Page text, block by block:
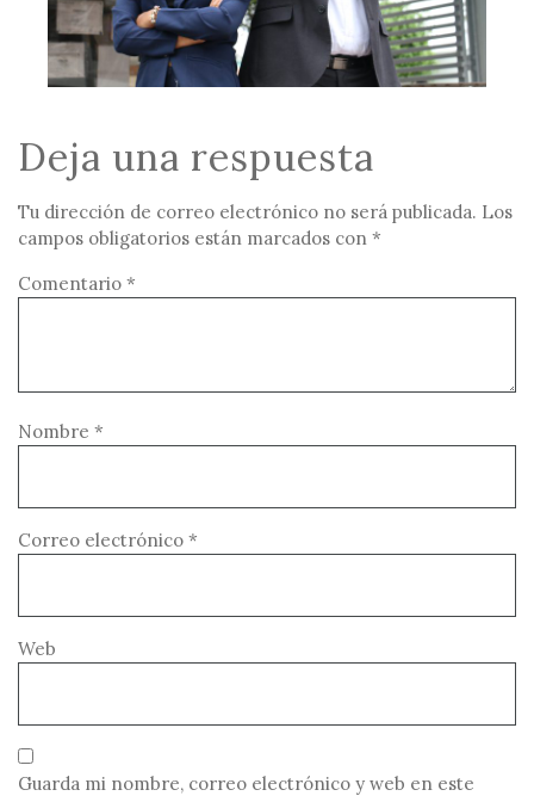
Deja una respuesta
Tu dirección de correo electrónico no será publicada. Los
campos obligatorios están marcados con *
Comentario *
Nombre *
Correo electrónico *
Web
Guarda mi nombre, correo electrónico y web en este